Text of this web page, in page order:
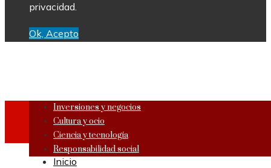
privacidad.
Ok, Acepto
Inversiones y negocios
Cultura y ocio
Ciencia y tecnología
Responsabilidad social
Inicio